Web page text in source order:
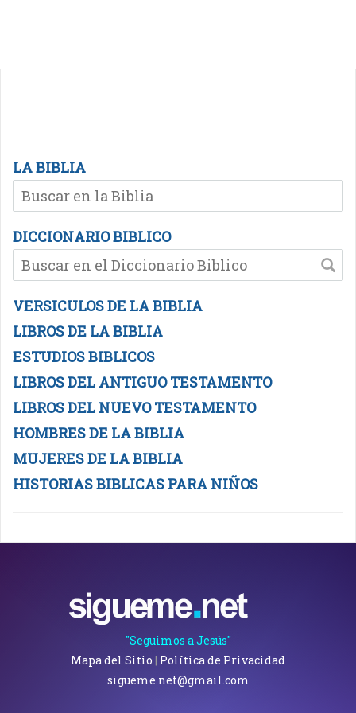
LA BIBLIA
DICCIONARIO BIBLICO
VERSICULOS DE LA BIBLIA
LIBROS DE LA BIBLIA
ESTUDIOS BIBLICOS
LIBROS DEL ANTIGUO TESTAMENTO
LIBROS DEL NUEVO TESTAMENTO
HOMBRES DE LA BIBLIA
MUJERES DE LA BIBLIA
HISTORIAS BIBLICAS PARA NIÑOS
"Seguimos a Jesús"
Mapa del Sitio | Política de Privacidad
sigueme.net@gmail.com